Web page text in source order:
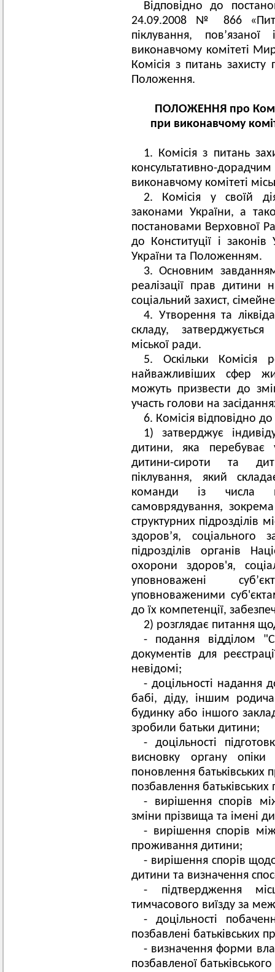
Відповідно до
24.09.2008 № 866
піклування,
виконавчому комітеті
Комісія з питань
Положення.
ПОЛОЖЕННЯ про
при виконавчому
1. Комісія з питань
консультативно-
виконавчому комітеті
2. Комісія у своїй
законами України, а
постановами Верховної
до Конституції і законів
України та Положенням.
3. Основним
реалізації прав дитини
соціальний захист,
4. Утворення та
складу,
міської ради.
5. Оскільки Комісія
найважливіших сфер
можуть призвести до
участь голови на
6. Комісія відповідно
1) затверджує
дитини, яка перебуває
дитини-сироти та
піклування, який
команди із числа
самоврядування,
структурних підрозділів
здоров’я, соціального
підрозділів органів
охорони здоров'я,
уповноважені
уповноваженими
до їх компетенції,
2) розглядає питання
- подання відділом
документів для
невідомі;
- доцільності надання
бабі, діду, іншим
будинку або іншого
зробили батьки дитини;
- доцільності
висновку органу
поновлення батьківських
позбавлення батьківських
- вирішення спорів
зміни прізвища та імені
- вирішення спорів
проживання дитини;
- вирішення спорів
дитини та визначення
- підтвердження
тимчасового виїзду за
- доцільності
позбавлені батьківських
- визначення форми
позбавленої